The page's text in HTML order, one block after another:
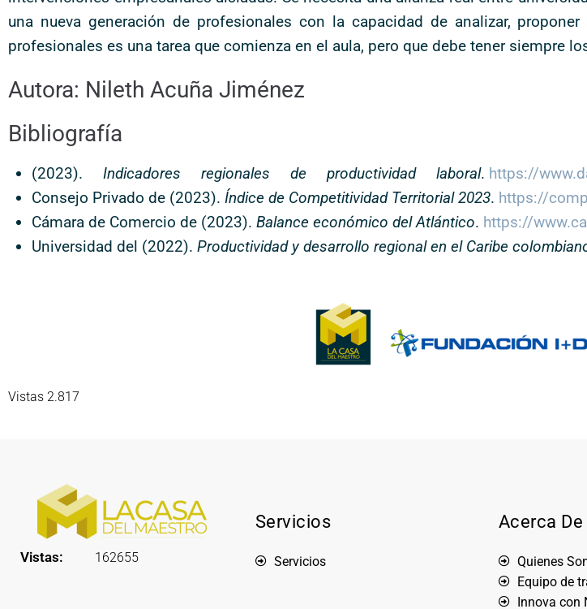
una nueva generación de profesionales con la capacidad de analizar,
profesionales es una tarea que comienza en el aula, pero que debe tener siempre
Autora: Nileth Acuña Jiménez
Bibliografía
(2023). Indicadores regionales de productividad laboral. https://
Consejo Privado de (2023). Índice de Competitividad Territorial 2023. https://
Cámara de Comercio de (2023). Balance económico del Atlántico. https://
Universidad del (2022). Productividad y desarrollo regional en el Caribe
Vistas 2.817
Vistas: 162655
Servicios
Servicios
Acerca De
Quienes
Equipo de
Innova con